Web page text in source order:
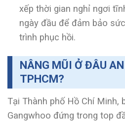
xếp thời gian nghỉ ngơi
ngày đầu để đảm bảo
trình phục hồi.
NÂNG MŨI Ở ĐÂU
TPHCM?
Tại Thành phố Hồ Chí Minh,
Gangwhoo đứng trong top